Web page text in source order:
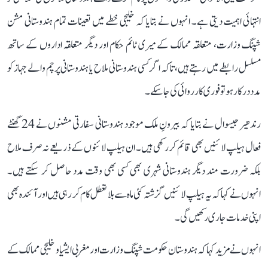
انتہائی اہمیت دیتی ہے۔ انہوں نے بتایا کہ خلیجی خطے میں تعینات تمام ہندوستانی مشن
شپنگ وزارت، متعلقہ ممالک کے میری ٹائم حکام اور دیگر متعلقہ اداروں کے ساتھ
مسلسل رابطے میں رہتے ہیں، تاکہ اگر کسی ہندوستانی ملاح یا ہندوستانی پرچم والے جہاز کو
مدد درکار ہو تو فوری کارروائی کی جا سکے۔
رندھیر جیسوال نے بتایا کہ بیرونِ ملک موجود ہندوستانی سفارتی مشنوں نے 24 گھنٹے
فعال ہیلپ لائنیں بھی قائم کر رکھی ہیں۔ ان ہیلپ لائنوں کے ذریعے نہ صرف ملاح
بلکہ ضرورت مند دیگر ہندوستانی شہری بھی کسی بھی وقت مدد حاصل کر سکتے ہیں۔
انہوں نے کہا کہ یہ ہیلپ لائنیں گزشتہ کئی ماہ سے بلا تعطل کام کر رہی ہیں اور آئندہ بھی
اپنی خدمات جاری رکھیں گی۔
انہوں نے مزید کہا کہ ہندوستان حکومت شپنگ وزارت اور مغربی ایشیا و خلیجی ممالک کے